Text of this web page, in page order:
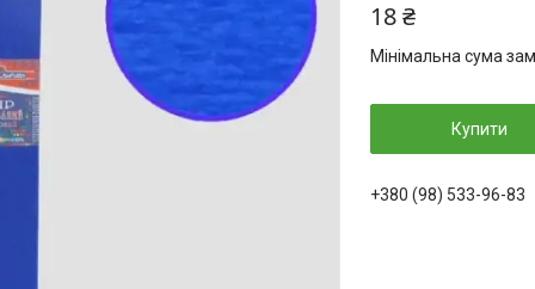
18 ₴
Мінімальна сума
Купити
+380 (98) 533-96-83